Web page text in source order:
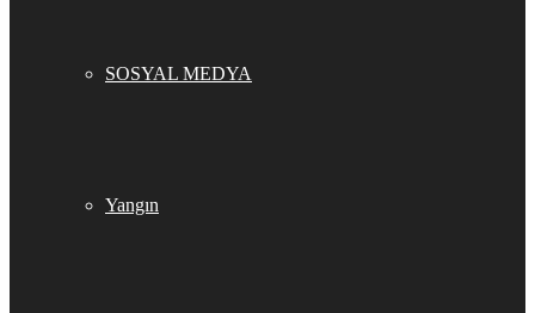
SOSYAL MEDYA
Yangın